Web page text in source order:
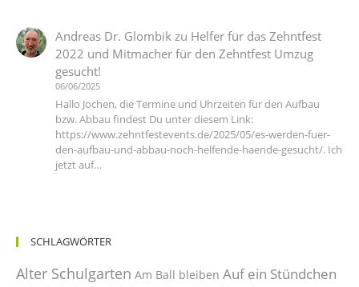
Andreas Dr. Glombikzu Helfer für das Zehntfest
2022 und Mitmacher für den Zehntfest Umzug
gesucht!
06/06/2025
Hallo Jochen, die Termine und Uhrzeiten für den Aufbau
bzw. Abbau findest Du unter diesem Link:
https://www.zehntfestevents.de/2025/05/es-werden-fuer-
den-aufbau-und-abbau-noch-helfende-haende-gesucht/. Ich
jetzt auf…
SCHLAGWÖRTER
Alter Schulgarten Am Ball bleiben Auf ein Stündchen